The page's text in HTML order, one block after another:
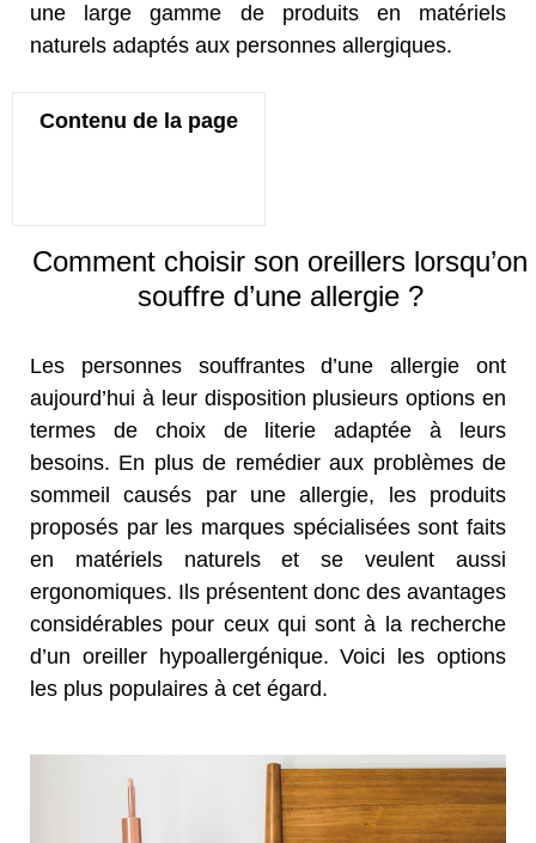
une large gamme de produits en matériels
naturels adaptés aux personnes allergiques.
Contenu de la page
Comment choisir son oreillers lorsqu’on
souffre d’une allergie ?
Les personnes souffrantes d’une allergie ont
aujourd’hui à leur disposition plusieurs options en
termes de choix de literie adaptée à leurs
besoins. En plus de remédier aux problèmes de
sommeil causés par une allergie, les produits
proposés par les marques spécialisées sont faits
en matériels naturels et se veulent aussi
ergonomiques. Ils présentent donc des avantages
considérables pour ceux qui sont à la recherche
d’un oreiller hypoallergénique. Voici les options
les plus populaires à cet égard.